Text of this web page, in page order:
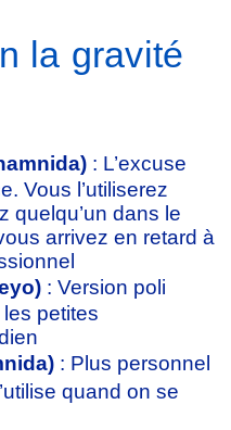
la gravité
: L’excuse
Vous l’utiliserez
quelqu’un dans le
arrivez en retard à
: Version poli
petites
: Plus personnel
quand on se